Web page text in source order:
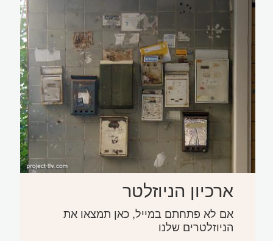
ארכיון הניוזלטר
אם לא פתחתם במייל, כאן תמצאו את
הניוזלטרים שלנו